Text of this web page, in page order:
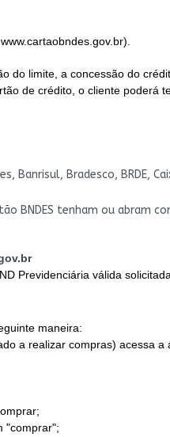
do limite, a concessão do
de crédito, o cliente
Bradesco, BRDE,
BNDES tenham ou
Previdenciária válida
maneira:
a realizar compras) acessa
"comprar";